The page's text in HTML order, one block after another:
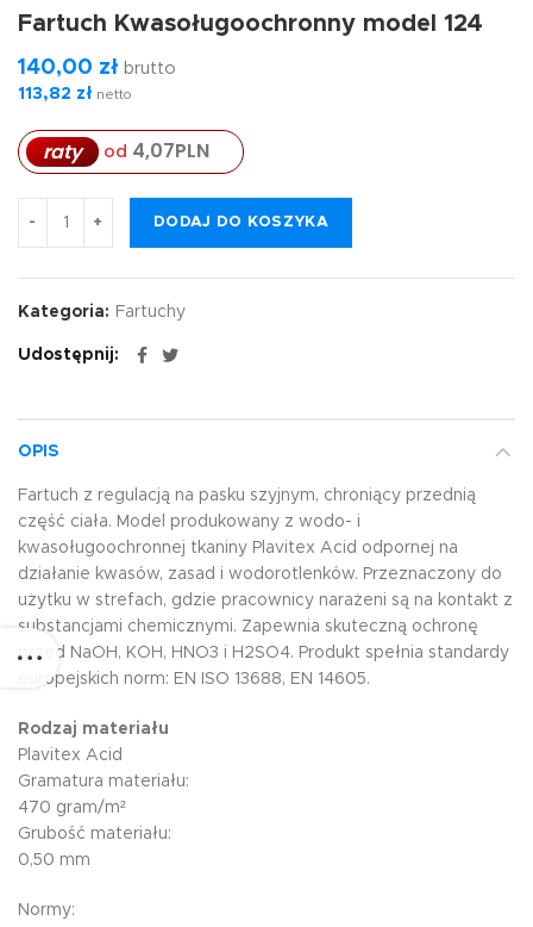
Fartuch Kwasoługoochronny model 124
140,00 zł brutto
113,82 zł netto
raty od 4,07PLN
DODAJ DO KOSZYKA
Kategoria: Fartuchy
Udostępnij
OPIS
Fartuch z regulacją na pasku szyjnym, chroniący przednią
część ciała. Model produkowany z wodo- i
kwasoługoochronnej tkaniny Plavitex Acid odpornej na
działanie kwasów, zasad i wodorotlenków. Przeznaczony do
użytku w strefach, gdzie pracownicy narażeni są na kontakt z
substancjami chemicznymi. Zapewnia skuteczną ochronę
przed NaOH, KOH, HNO3 i H2SO4. Produkt spełnia standardy
europejskich norm: EN ISO 13688, EN 14605.
Rodzaj materiału
Plavitex Acid
Gramatura materiału:
470 gram/m²
Grubość materiału:
0,50 mm
Normy: